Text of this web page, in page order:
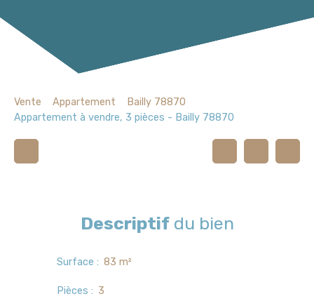
Vente Appartement
Bailly 78870
Appartement à vendre, 3 pièces - Bailly 78870
Descriptifdu bien
Surface : 83 m²
Pièces : 3